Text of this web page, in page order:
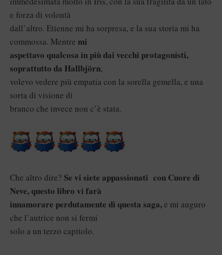
e forza di volontà
dall’altro. Etienne mi ha sorpresa, e la sua storia mi ha
commossa. Mentre mi
aspettavo qualcosa in più dai vecchi protagonisti,
soprattutto da Hallbjörn,
volevo vedere più empatia con la sorella gemella, e una
sorta di visione di
branco che invece non c’è stata.
Che altro dire? Se vi siete appassionati con Cuore di
Neve, questo libro vi farà
innamorare perdutamente di questa saga,e mi auguro
che l’autrice non si fermi
solo a un terzo capitolo.